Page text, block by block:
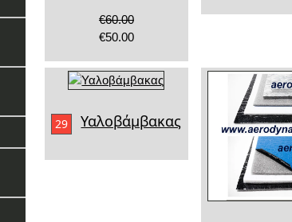
€60.00
€50.00
29 Υαλοβάμβακας